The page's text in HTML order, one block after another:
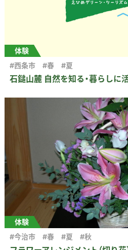
体験
石鎚山麓 自然を知る・暮らしに
#西条市 #春 #夏
体験
#今治市 #春 #夏 #秋